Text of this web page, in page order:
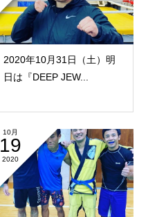
2020年10月31日（土）明
日は『DEEP JEW...
10月
19
2020